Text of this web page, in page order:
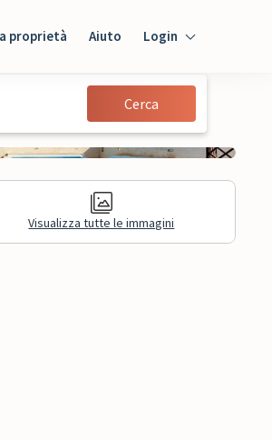
proprietà Aiuto Login
Ospiti
Cerca
Visualizza tutte le immagini